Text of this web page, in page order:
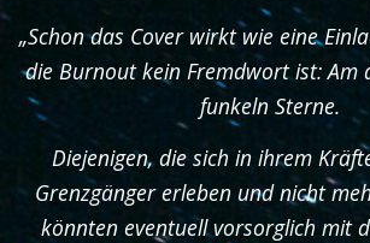
„Schon das Cover wirkt wie eine
die Burnout kein Fremdwort ist: Am
funkeln Sterne.
Diejenigen, die sich in ihrem
Grenzgänger erleben und nicht
könnten eventuell vorsorglich mit